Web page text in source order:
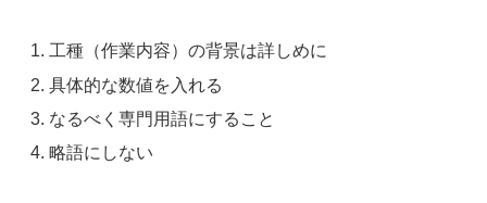
工種（作業内容）の背景は詳しめに
具体的な数値を入れる
なるべく専門用語にすること
略語にしない